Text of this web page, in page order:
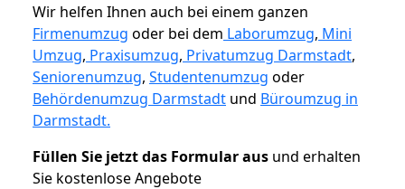
Wir helfen Ihnen auch bei einem ganzen
Firmenumzug oder bei dem Laborumzug, Mini
Umzug, Praxisumzug, Privatumzug Darmstadt,
Seniorenumzug, Studentenumzug oder
Behördenumzug Darmstadt und Büroumzug in
Darmstadt.
Füllen Sie jetzt das Formular aus und erhalten
Sie kostenlose Angebote